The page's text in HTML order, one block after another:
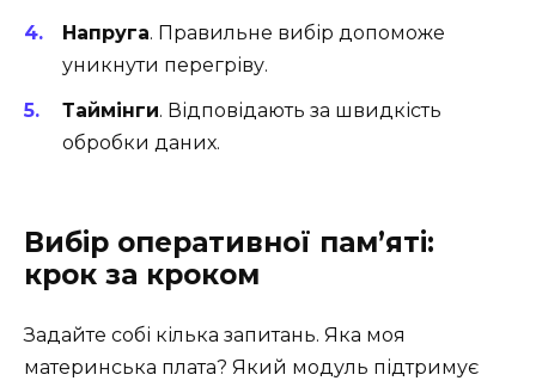
Напруга. Правильне вибір допоможе
уникнути перегріву.
Таймінги. Відповідають за швидкість
обробки даних.
Вибір оперативної пам’яті:
крок за кроком
Задайте собі кілька запитань. Яка моя
материнська плата? Який модуль підтримує